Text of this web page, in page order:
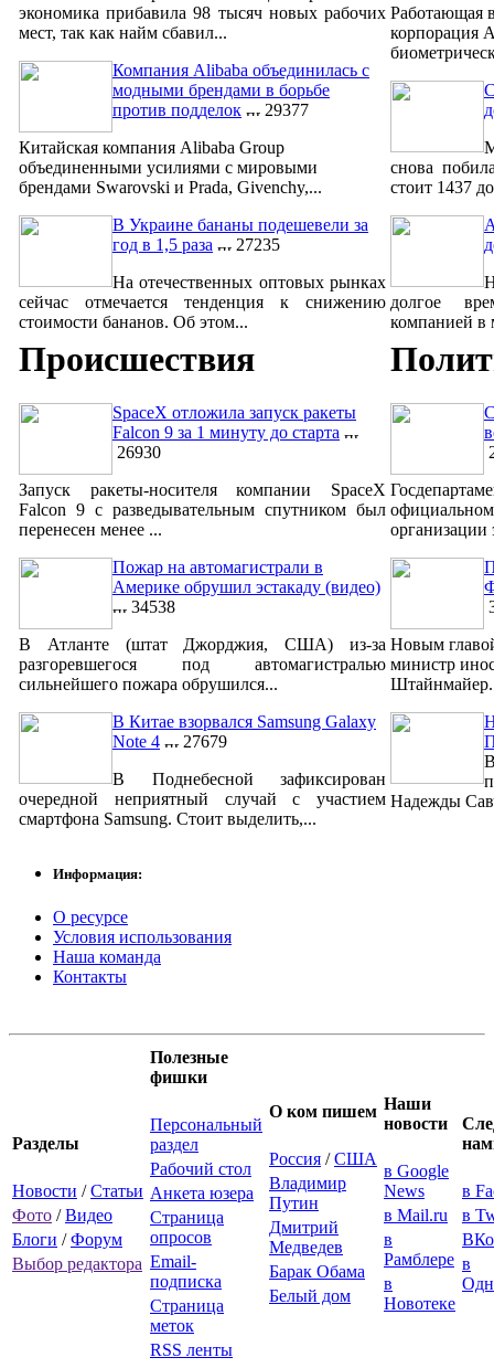
экономика прибавила 98 тысяч новых рабочих
мест, так как найм сбавил...
Компания Alibaba объединилась с
модными брендами в борьбе
против подделок
29377
Китайская компания Alibaba Group
объединенными усилиями с мировыми
брендами Swarovski и Prada, Givenchy,...
В Украине бананы подешевели за
год в 1,5 раза
27235
На отечественных оптовых рынках
сейчас отмечается тенденция к снижению
стоимости бананов. Об этом...
Работающая
корпорация
снова
стоит 1437
долгое
компанией в
Происшествия
SpaceX отложила запуск ракеты
Falcon 9 за 1 минуту до старта
26930
Запуск ракеты-носителя компании SpaceX
Falcon 9 с разведывательным спутником был
перенесен менее ...
Пожар на автомагистрали в
Америке обрушил эстакаду (видео)
34538
В Атланте (штат Джорджия, США) из-за
разгоревшегося под автомагистралью
сильнейшего пожара обрушился...
В Китае взорвался Samsung Galaxy
Note 4
27679
В Поднебесной зафиксирован
очередной неприятный случай с участием
смартфона Samsung. Стоит выделить,...
организации
Новым
министр
Надежды
Информация:
О ресурсе
Условия использования
Наша команда
Контакты
Разделы
Новости /Статьи
Фото /Видео
Блоги /Форум
Выбор редактора
Полезные
фишки
Персональный
раздел
Рабочий стол
Анкета юзера
Страница
опросов
Email-
подписка
Страница
меток
RSS ленты
О ком пишем
Россия /США
Владимир
Путин
Дмитрий
Медведев
Барак Обама
Белый дом
Наши
новости
в Google
News
в Mail.ru
в
Рамблере
в
Новотеке
в
в
в